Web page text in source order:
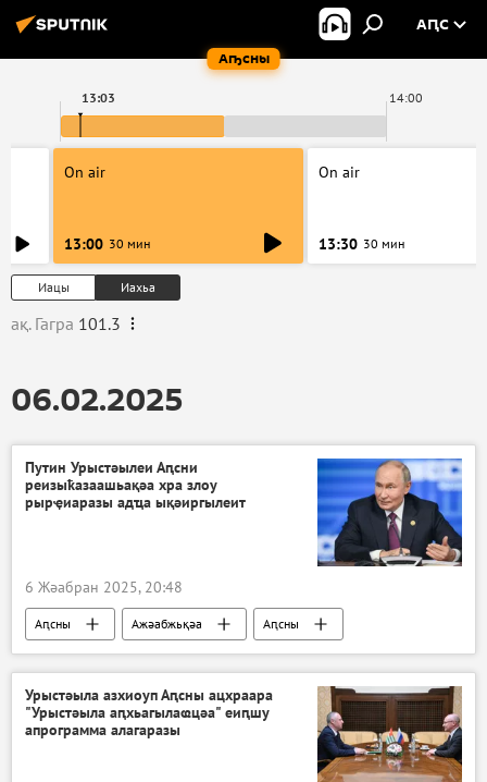
Аҧсны
АԤС
14:00
13:03
On air
13:00 30 мин
On air
13:30 30 мин
Иацы Иахьа
ақ. Гагра 101.3
06.02.2025
Путин Урыстәылеи Аԥсни
реизыҟазаашьақәа хра злоу
рырҿиаразы адҵа ықәиргылеит
6 Жәабран 2025, 20:48
Аԥсны Ажәабжьқәа
Аԥсны
Владимир Путин
Аполитика
Урыстәыла азхиоуп Аԥсны ацхраара
"Урыстәыла аԥхьагылаҩцәа" еиԥшу
апрограмма алагаразы